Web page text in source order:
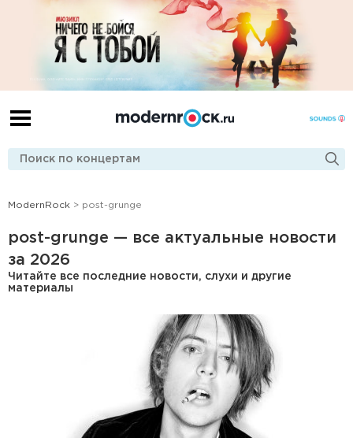
ModernRock > post-grunge
post-grunge — все актуальные новости
за 2026
Читайте все последние новости, слухи и другие
материалы